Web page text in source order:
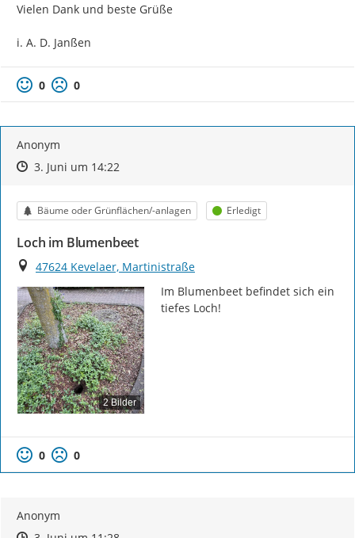
Vielen Dank und beste Grüße
i. A. D. Janßen
0 0
Anonym
Zeitpunkt des Erstellens
Zeitpunkt des Erstellens
3. Juni um 14:22Zur Äußerung
Kategorie
Bäume oder Grünflächen/-anlagen Status
Erledigt
Loch im Blumenbeet
Ort
47624 Kevelaer, Martinistraße
2 Bilder
Im Blumenbeet befindet sich ein
tiefes Loch!
0 0
Anonym